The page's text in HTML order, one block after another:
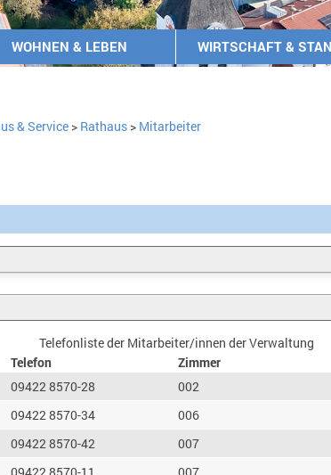
WOHNEN & LEBEN WIRTSCHAFT &
& Service> Rathaus> Mitarbeiter
Telefonliste der Mitarbeiter/innen der Verwaltung
Telefon Zimmer
09422 8570-28 002
09422 8570-34 006
09422 8570-42 007